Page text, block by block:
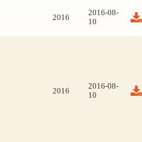
2016
2016-08-
10
2016
2016-08-
10